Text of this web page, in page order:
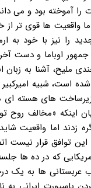
را آموخته بود و
آشنا به
شبیه امیرکبیر
های هسته ای
اینکه «مخالف
زدند اما واقعیت
توافق قرار نیست
که در ده ها
عربستانی ها به یک